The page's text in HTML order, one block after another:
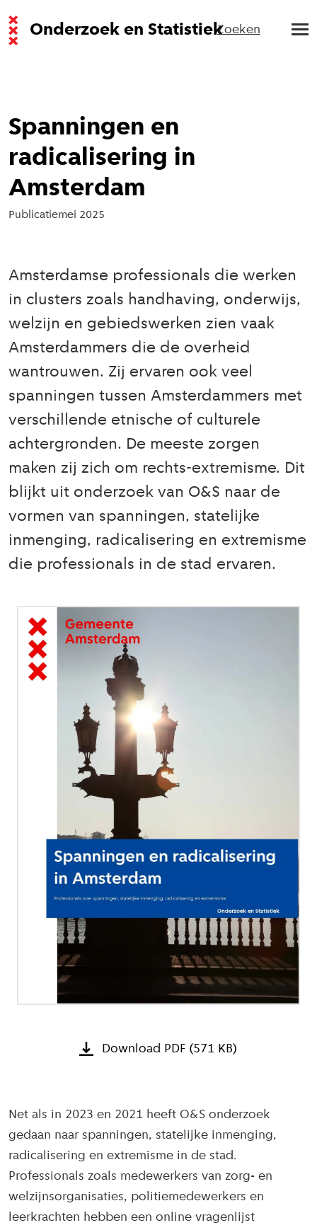
Onderzoek en StatistiekZoeken
Spanningen en
radicalisering in
Amsterdam
Publicatiemei 2025
Amsterdamse professionals die werken
in clusters zoals handhaving, onderwijs,
welzijn en gebiedswerken zien vaak
Amsterdammers die de overheid
wantrouwen. Zij ervaren ook veel
spanningen tussen Amsterdammers met
verschillende etnische of culturele
achtergronden. De meeste zorgen
maken zij zich om rechts-extremisme. Dit
blijkt uit onderzoek van O&S naar de
vormen van spanningen, statelijke
inmenging, radicalisering en extremisme
die professionals in de stad ervaren.
Download PDF (571 KB)
Net als in 2023 en 2021 heeft O&S onderzoek
gedaan naar spanningen, statelijke inmenging,
radicalisering en extremisme in de stad.
Professionals zoals medewerkers van zorg- en
welzijnsorganisaties, politiemedewerkers en
leerkrachten hebben een online vragenlijst